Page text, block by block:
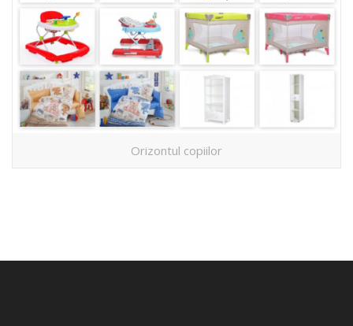
Orizontul copiilor